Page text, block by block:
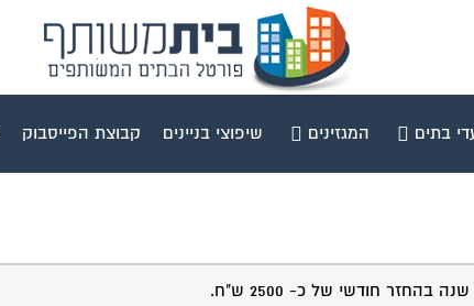
בתים המגזינים שיפוצי בניינים קבוצת הפייסבוק